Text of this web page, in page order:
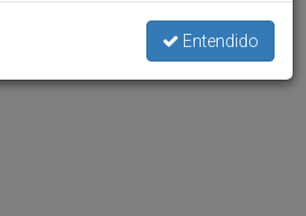
Entendido